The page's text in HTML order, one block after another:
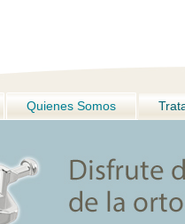
Quienes Somos